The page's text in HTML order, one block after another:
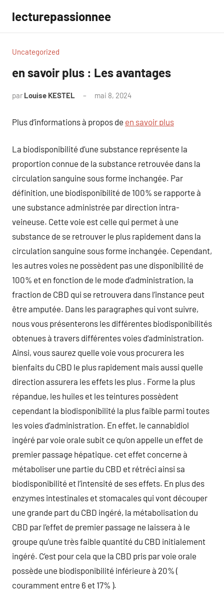
contenu
lecturepassionnee
Uncategorized
en savoir plus : Les avantages
par Louise KESTEL mai 8, 2024
Plus d’informations à propos de en savoir plus
La biodisponibilité d’une substance représente la
proportion connue de la substance retrouvée dans la
circulation sanguine sous forme inchangée. Par
définition, une biodisponibilité de 100% se rapporte à
une substance administrée par direction intra-
veineuse. Cette voie est celle qui permet à une
substance de se retrouver le plus rapidement dans la
circulation sanguine sous forme inchangée. Cependant,
les autres voies ne possèdent pas une disponibilité de
100% et en fonction de le mode d’administration, la
fraction de CBD qui se retrouvera dans l’instance peut
être amputée. Dans les paragraphes qui vont suivre,
nous vous présenterons les différentes biodisponibilités
obtenues à travers différentes voies d’administration.
Ainsi, vous saurez quelle voie vous procurera les
bienfaits du CBD le plus rapidement mais aussi quelle
direction assurera les effets les plus . Forme la plus
répandue, les huiles et les teintures possèdent
cependant la biodisponibilité la plus faible parmi toutes
les voies d’administration. En effet, le cannabidiol
ingéré par voie orale subit ce qu’on appelle un effet de
premier passage hépatique. cet effet concerne à
métaboliser une partie du CBD et rétréci ainsi sa
biodisponibilité et l’intensité de ses effets. En plus des
enzymes intestinales et stomacales qui vont découper
une grande part du CBD ingéré, la métabolisation du
CBD par l’effet de premier passage ne laissera à le
groupe qu’une très faible quantité du CBD initialement
ingéré. C’est pour cela que la CBD pris par voie orale
possède une biodisponibilité inférieure à 20% (
couramment entre 6 et 17% ).